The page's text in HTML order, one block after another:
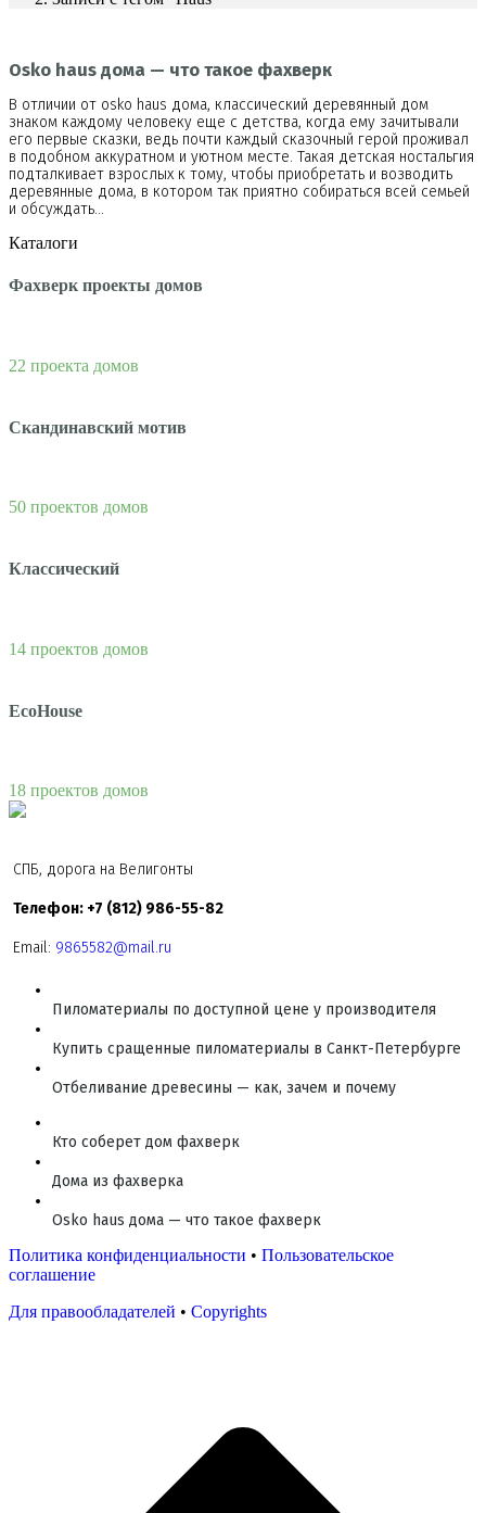
Osko haus дома — что такое фахверк
В отличии от osko haus дома, классический деревянный дом
знаком каждому человеку еще с детства, когда ему зачитывали
его первые сказки, ведь почти каждый сказочный герой проживал
в подобном аккуратном и уютном месте. Такая детская ностальгия
подталкивает взрослых к тому, чтобы приобретать и возводить
деревянные дома, в котором так приятно собираться всей семьей
и обсуждать…
Каталоги
Фахверк проекты домов
22 проекта домов
Скандинавский мотив
50 проектов домов
Классический
14 проектов домов
EcoHouse
18 проектов домов
СПБ, дорога на Велигонты
Телефон: +7 (812) 986-55-82
Email: 9865582@mail.ru
Пиломатериалы по доступной цене у производителя
Купить сращенные пиломатериалы в Санкт-Петербурге
Отбеливание древесины — как, зачем и почему
Кто соберет дом фахверк
Дома из фахверка
Osko haus дома — что такое фахверк
Политика конфиденциальности • Пользовательское
соглашение
Для правообладателей • Copyrights